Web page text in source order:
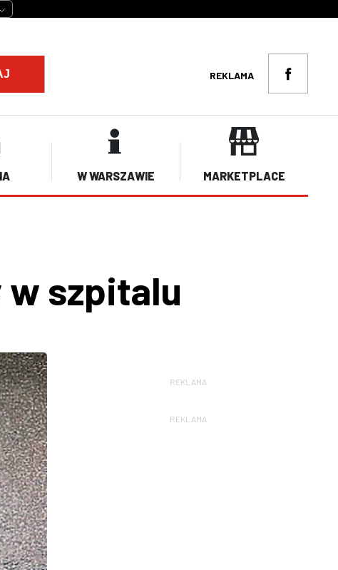
REKLAMA
W WARSZAWIE MARKETPLACE
w szpitalu
REKLAMA
REKLAMA